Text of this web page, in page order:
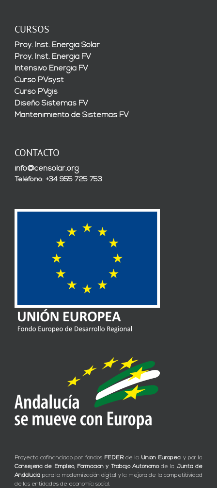
CURSOS
Proy. Inst. Energía Solar
Proy. Inst. Energía FV
Intensivo Energía FV
Curso PVsyst
Curso PVgis
Diseño Sistemas FV
Mantenimiento de Sistemas FV
CONTACTO
info@censolar.org
Teléfono: +34 955 725 753
Proyecto cofinanciado por fondos FEDERde la Unión Europea y por la
Consejería de Empleo, Formación y Trabajo Autónomode la Junta de
Andalucía para la modernización digital y la mejora de la competitividad
de las entidades de economía social.